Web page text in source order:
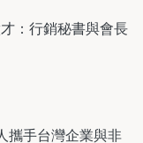
：行銷秘書與會長
攜手台灣企業與非